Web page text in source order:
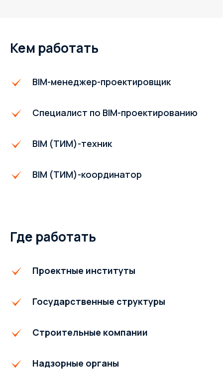
Кем работать
BIM-менеджер-проектировщик
Специалист по BIM-проектированию
BIM (ТИМ)-техник
BIM (ТИМ)-координатор
Где работать
Проектные институты
Государственные структуры
Строительные компании
Надзорные органы